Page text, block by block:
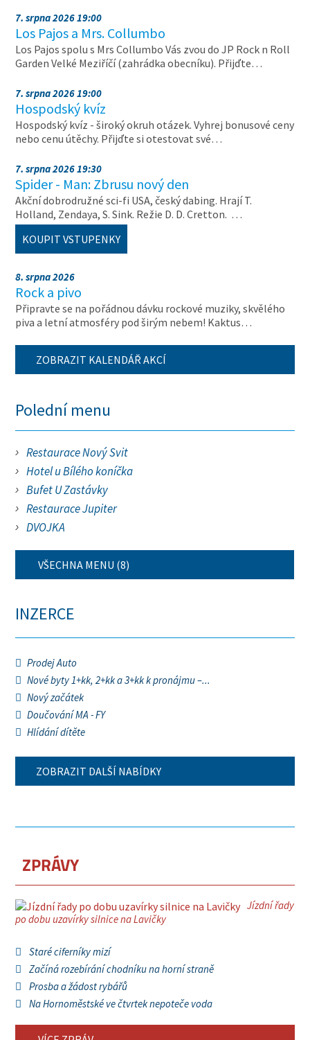
7. srpna 2026 19:00
Los Pajos a Mrs. Collumbo
Los Pajos spolu s Mrs Collumbo Vás zvou do JP Rock n Roll
Garden Velké Meziříčí (zahrádka obecníku). Přijďte…
7. srpna 2026 19:00
Hospodský kvíz
Hospodský kvíz - široký okruh otázek. Vyhrej bonusové ceny
nebo cenu útěchy. Přijďte si otestovat své…
7. srpna 2026 19:30
Spider - Man: Zbrusu nový den
Akční dobrodružné sci-fi USA, český dabing. Hrají T.
Holland, Zendaya, S. Sink. Režie D. D. Cretton. …
KOUPIT VSTUPENKY
8. srpna 2026
Rock a pivo
Připravte se na pořádnou dávku rockové muziky, skvělého
piva a letní atmosféry pod širým nebem! Kaktus…
ZOBRAZIT KALENDÁŘ AKCÍ
Polední menu
Restaurace Nový Svit
Hotel u Bílého koníčka
Bufet U Zastávky
Restaurace Jupiter
DVOJKA
VŠECHNA MENU (8)
INZERCE
Prodej Auto
Nové byty 1+kk, 2+kk a 3+kk k pronájmu –...
Nový začátek
Doučování MA - FY
Hlídání dítěte
ZOBRAZIT DALŠÍ NABÍDKY
ZPRÁVY
Jízdní řady
po dobu uzavírky silnice na Lavičky
Staré ciferníky mizí
Začíná rozebírání chodníku na horní straně
Prosba a žádost rybářů
Na Hornoměstské ve čtvrtek nepoteče voda